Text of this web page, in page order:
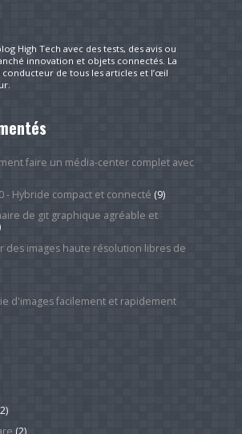
High Tech avec des tests, des avis ou
innovation et objets connectés. La
de tous les articles et l’œil
faire un média-center complet avec
- Hybride compact et connecté (9)
de git graphique agréable et
des images haute résolution libres de
d'images facilement et rapidement